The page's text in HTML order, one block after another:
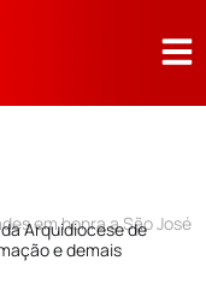
em honra a São José
Arquidiocese de
e demais